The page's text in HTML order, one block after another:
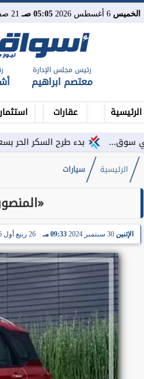
الخميس 05:05 صـ 21 صفر 1448
رئيس مجلس الإدارة
معتصم ابراهيم
الرئيسية عقارات استثمار
بدء طرح السكر الحر بسعر 25 جنيهًا للكيلو اعتبارًا من غد
الرئيسية سيارات
الإثنين 30 سبتمبر 2024 09:33 مـ 26 ربيع أول 1446